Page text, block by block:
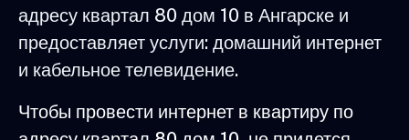
адресу квартал 80 дом 10 в Ангарске и
предоставляет услуги: домашний интернет
и кабельное телевидение.
Чтобы провести интернет в квартиру по